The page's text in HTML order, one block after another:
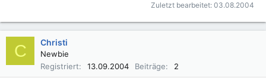
Zuletzt bearbeitet: 03.08.2004
C Christi
Newbie
Registriert
13.09.2004 Beiträge 2